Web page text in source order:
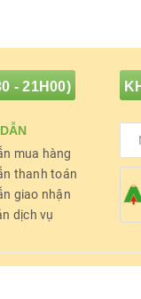
- 21H00)
mua hàng
thanh toán
giao nhận
dịch vụ